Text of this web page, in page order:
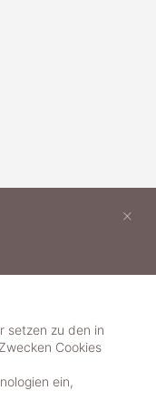
setzen zu den in
Cookies
ein,
×